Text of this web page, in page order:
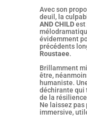
Avec son
deuil, la
AND CHILDest
évidemment
précédents
Roustaee.
Brillamment
être,
humaniste.
déchirante qui
de la
Ne laissez
immersive,